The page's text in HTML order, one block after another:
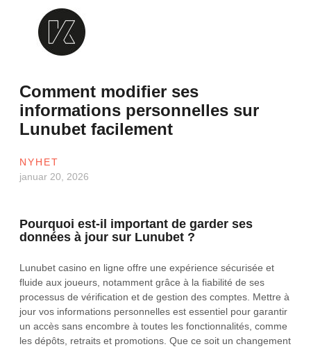
content
Krealogen
Comment modifier ses
informations personnelles sur
Lunubet facilement
NYHET
januar 20, 2026
Pourquoi est-il important de garder ses
données à jour sur Lunubet ?
Lunubet casino en ligne offre une expérience sécurisée et
fluide aux joueurs, notamment grâce à la fiabilité de ses
processus de vérification et de gestion des comptes. Mettre à
jour vos informations personnelles est essentiel pour garantir
un accès sans encombre à toutes les fonctionnalités, comme
les dépôts, retraits et promotions. Que ce soit un changement